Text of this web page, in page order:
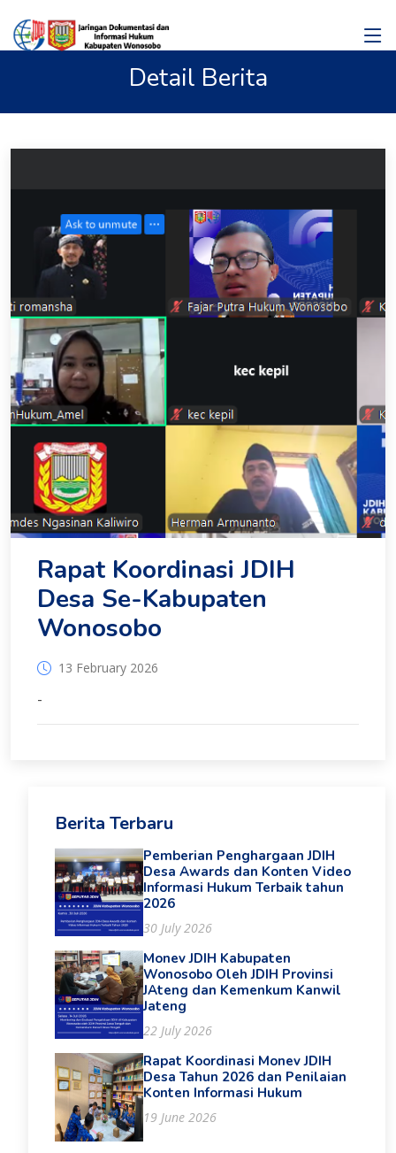
Detail Berita
Rapat Koordinasi JDIH
Desa Se-Kabupaten
Wonosobo
13 February 2026
-
Berita Terbaru
Pemberian Penghargaan JDIH
Desa Awards dan Konten Video
Informasi Hukum Terbaik tahun
2026
30 July 2026
Monev JDIH Kabupaten
Wonosobo Oleh JDIH Provinsi
JAteng dan Kemenkum Kanwil
Jateng
22 July 2026
Rapat Koordinasi Monev JDIH
Desa Tahun 2026 dan Penilaian
Konten Informasi Hukum
19 June 2026